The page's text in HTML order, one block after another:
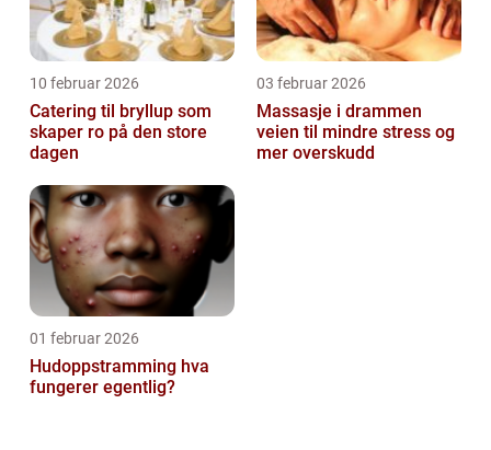
10 februar 2026
Catering til bryllup som
skaper ro på den store
dagen
03 februar 2026
Massasje i drammen
veien til mindre stress og
mer overskudd
01 februar 2026
Hudoppstramming hva
fungerer egentlig?